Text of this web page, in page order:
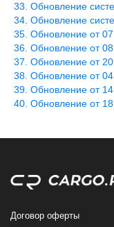
Обновление
Обновление
Обновление от
Обновление от
Обновление от
Обновление от
Обновление от
Обновление от
Договор оферты